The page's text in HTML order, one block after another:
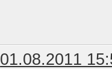
01.08.2011